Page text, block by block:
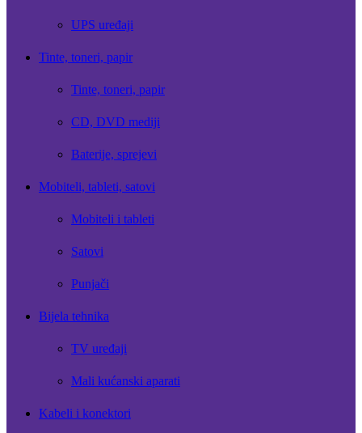
UPS uređaji
Tinte, toneri, papir
Tinte, toneri, papir
CD, DVD mediji
Baterije, sprejevi
Mobiteli, tableti, satovi
Mobiteli i tableti
Satovi
Punjači
Bijela tehnika
TV uređaji
Mali kućanski aparati
Kabeli i konektori